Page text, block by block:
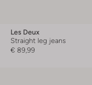
Les Deux
Straight leg jeans
€ 89,99